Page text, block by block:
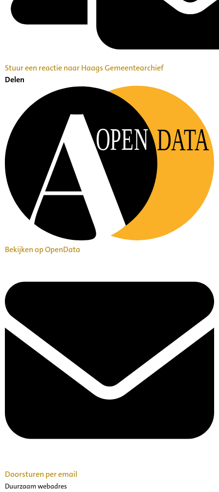
Stuur een reactie naar Haags Gemeentearchief
Delen
OPEN DATA
Bekijken op OpenData
Doorsturen per email
Duurzaam webadres